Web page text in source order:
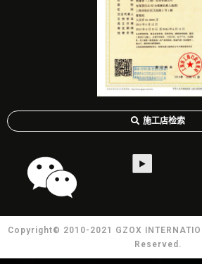
施工店检索
Copyright© 2010-2021 GZOX
Reserved.